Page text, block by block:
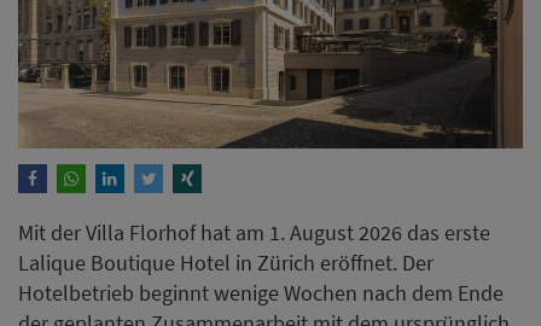
als kulinarischer Leiter vorgesehenen Christian
Jürgens.
Weiterlesen
ANZEIGE
Kann eine günstige
Hotelwebsite am Ende die
teuerste sein?